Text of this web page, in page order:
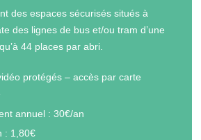
des espaces sécurisés situés à
des lignes de bus et/ou tram d’une
44 places par abri.
protégés – accès par carte
annuel : 30€/an
: 1,80€